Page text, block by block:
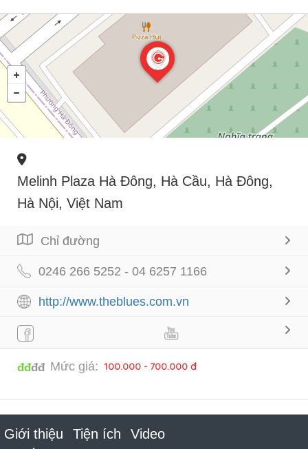
Melinh Plaza Hà Đông, Hà Cầu, Hà Đông,
Hà Nội, Việt Nam
Chỉ đường
0246 266 5252 - 04 6257 1166
http://www.theblues.com.vn
đđđđ Mức giá: 100.000 - 700.000 đ
Giới thiệu Tiện ích Video